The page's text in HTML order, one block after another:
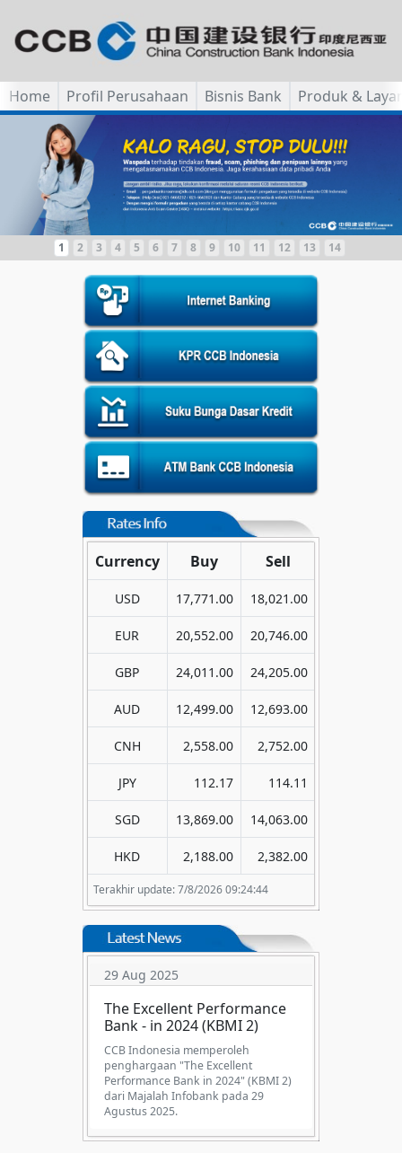
Home Profil Perusahaan Bisnis Bank Produk &
1 2 3 4 5 6 7 8 9 10 11 12 13 14
Terakhir update: 7/8/2026 09:24:44
Currency Buy Sell
USD 17,771.00 18,021.00
EUR 20,552.00 20,746.00
GBP 24,011.00 24,205.00
AUD 12,499.00 12,693.00
CNH 2,558.00 2,752.00
JPY 112.17 114.11
SGD 13,869.00 14,063.00
HKD 2,188.00 2,382.00
29 Aug 2025
The Excellent Performance
Bank - in 2024 (KBMI 2)
CCB Indonesia memperoleh
penghargaan "The Excellent
Performance Bank in 2024" (KBMI 2)
dari Majalah Infobank pada 29
Agustus 2025.